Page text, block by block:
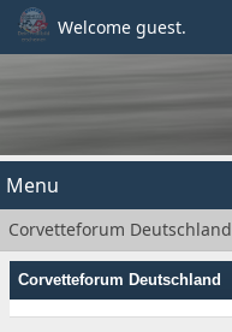
Welcome guest.
Menu
Corvetteforum Deutschland
Corvetteforum Deutschland